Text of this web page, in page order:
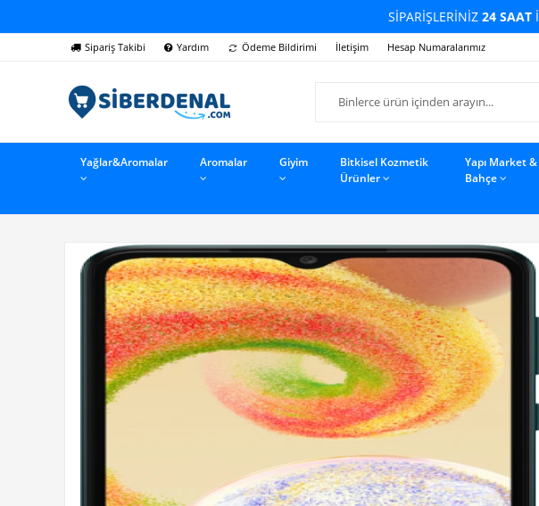
SİPARİŞLERİNİZ 24 SAAT
Sipariş Takibi Yardım Ödeme Bildirimi İletişim Hesap Numaralarımız
Yağlar&Aromalar Aromalar Giyim
Bitkisel Kozmetik
Ürünler
Yapı Market &
Bahçe